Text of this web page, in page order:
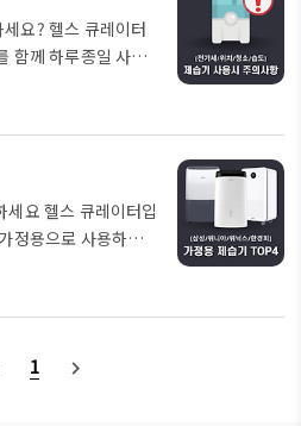
도 있..
이 발달했습니다. 우
를 퇴치하는 것이지
알아볼까요? 초파
물이 발효되는 냄
서 풍..
요? 헬스 큐레이터
함께 하루종일 사용
해야 될 사항들이
사용시 주의사항과
팁을 공유해 드리도
실내 습도 수준을 낮
리 몸은 일반적으
쾌적함을 느끼는
벽에 스며든 수분은
가 생기게 합..
세요 헬스 큐레이터입
정용으로 사용하기
장소에 따라 성능
매하시기 전에는 몇
와 함께 구매 전에 필
1 navigate_next